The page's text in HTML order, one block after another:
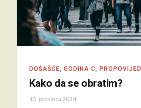
DOŠAŠĆE, GODINA C, PROPOVIJEDI
Kako da se obratim?
13. prosinca 2024.